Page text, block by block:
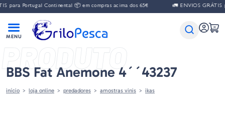
para Portugal Continental 📦 em compras acima dos 65€ 🚛 ENVIOS GRÁTIS
PRODUTO
BBS Fat Anemone 4´´43237
início loja online predadores amostras vinis ikas